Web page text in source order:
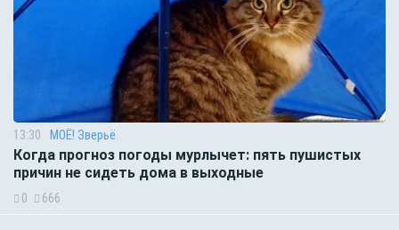
13:30 МОЁ! Зверьё
Когда прогноз погоды мурлычет: пять пушистых
причин не сидеть дома в выходные
0 666